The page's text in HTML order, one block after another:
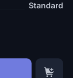
Standard